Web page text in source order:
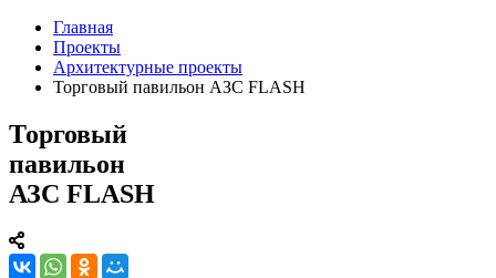
Главная
Проекты
Архитектурные проекты
Торговый павильон АЗС FLASH
Торговый
павильон
АЗС FLASH